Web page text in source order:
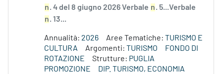
n. 4 del 8 giugno 2026 Verbale n. 5...Verbale
n. 13...
Annualità: 2026 Aree Tematiche: TURISMO E
CULTURA
Argomenti: TURISMO
FONDO DI
ROTAZIONE
Strutture: PUGLIA
PROMOZIONE
DIP. TURISMO, ECONOMIA